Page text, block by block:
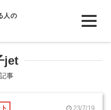
人の
jet
事
23/7/19